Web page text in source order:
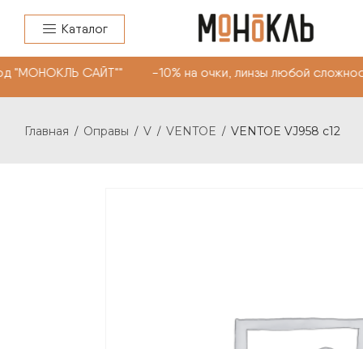
Каталог
САЙТ"" -10% на очки, линзы любой
Главная / Оправы / V / VENTOE / VENTOE VJ958 c12